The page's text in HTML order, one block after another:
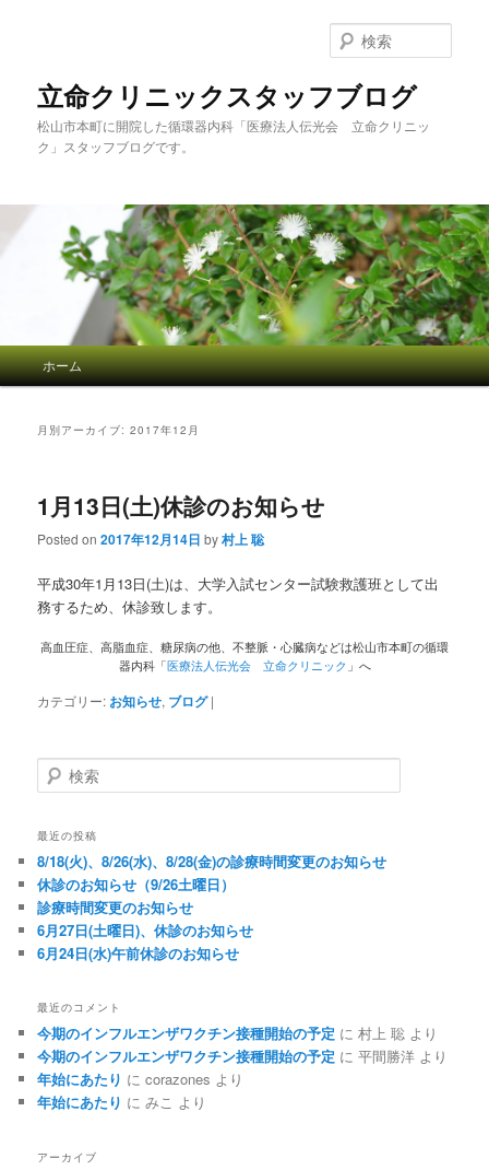
立命クリニックスタッフブログ
松山市本町に開院した循環器内科「医療法人伝光会 立命クリニッ
ク」スタッフブログです。
索
メインメニュー
メインコンテンツへ移動
サブコンテンツへ移動
ホーム
月別アーカイブ:2017年12月
1月13日(土)休診のお知らせ
Posted on2017年12月14日 by村上 聡
平成30年1月13日(土)は、大学入試センター試験救護班として出
務するため、休診致します。
高血圧症、高脂血症、糖尿病の他、不整脈・心臓病などは松山市本町の循環
器内科「医療法人伝光会 立命クリニック 」へ
カテゴリー: お知らせ, ブログ |
検索
最近の投稿
8/18(火)、8/26(水)、8/28(金)の診療時間変更のお知らせ
休診のお知らせ（9/26土曜日）
診療時間変更のお知らせ
6月27日(土曜日)、休診のお知らせ
6月24日(水)午前休診のお知らせ
最近のコメント
今期のインフルエンザワクチン接種開始の予定 に村上 聡 より
今期のインフルエンザワクチン接種開始の予定 に平間勝洋 より
年始にあたり にcorazones より
年始にあたり にみこ より
アーカイブ